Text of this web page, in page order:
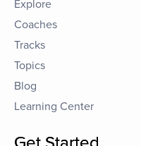
Explore
Coaches
Tracks
Topics
Blog
Learning Center